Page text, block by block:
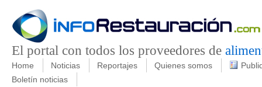
El portal con todos los proveedores de
Home Noticias Reportajes Quienes somos
Boletín noticias